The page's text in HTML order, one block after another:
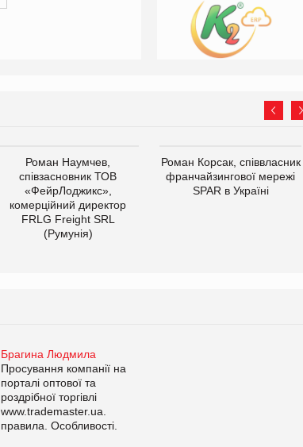
Роман Наумчев,
співзасновник ТОВ
«ФейрЛоджикс»,
комерційний директор
FRLG Freight SRL
(Румунія)
Роман Корсак, співвласник
франчайзингової мережі
SPAR в Україні
Брагина Людмила
Просування компанії на
порталі оптової та
роздрібної торгівлі
www.trademaster.ua.
правила. Особливості.